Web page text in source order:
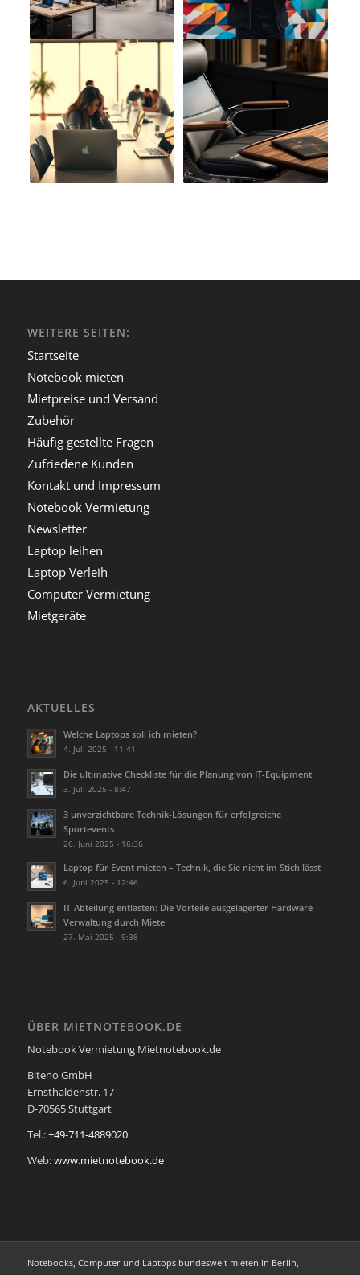
WEITERE SEITEN:
Startseite
Notebook mieten
Mietpreise und Versand
Zubehör
Häufig gestellte Fragen
Zufriedene Kunden
Kontakt und Impressum
Notebook Vermietung
Newsletter
Laptop leihen
Laptop Verleih
Computer Vermietung
Mietgeräte
AKTUELLES
Welche Laptops soll ich mieten?
4. Juli 2025 - 11:41
Die ultimative Checkliste für die Planung von IT-Equipment
3. Juli 2025 - 8:47
3 unverzichtbare Technik-Lösungen für erfolgreiche
Sportevents
26. Juni 2025 - 16:36
Laptop für Event mieten – Technik, die Sie nicht im Stich lässt
6. Juni 2025 - 12:46
IT-Abteilung entlasten: Die Vorteile ausgelagerter Hardware-
Verwaltung durch Miete
27. Mai 2025 - 9:38
ÜBER MIETNOTEBOOK.DE
Notebook Vermietung Mietnotebook.de
Biteno GmbH
Ernsthaldenstr. 17
D-70565 Stuttgart
Tel.:+49-711-4889020
Web:www.mietnotebook.de
Notebooks, Computer und Laptops bundesweit mieten in Berlin,